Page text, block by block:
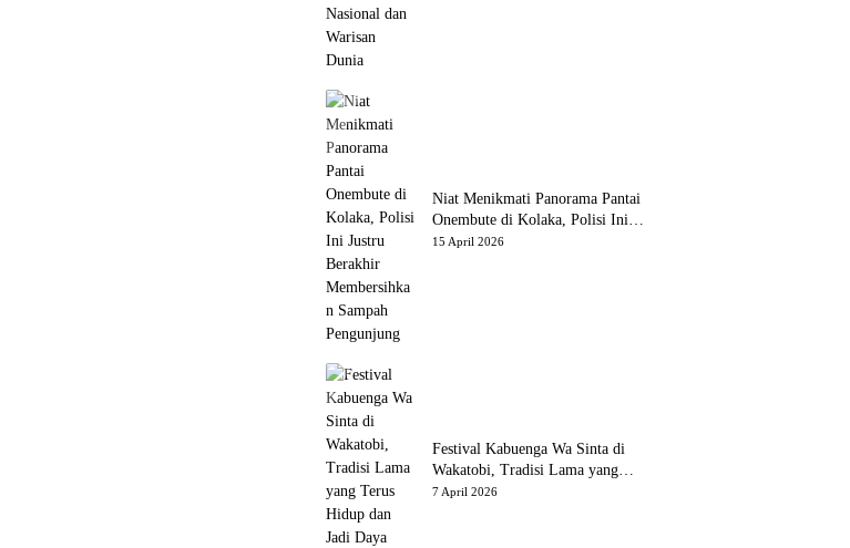
Niat Menikmati Panorama Pantai
Onembute di Kolaka, Polisi Ini
Justru Berakhir Membersihkan
15 April 2026
Festival Kabuenga Wa Sinta di
Wakatobi, Tradisi Lama yang
Terus Hidup dan Jadi Daya Tarik
7 April 2026